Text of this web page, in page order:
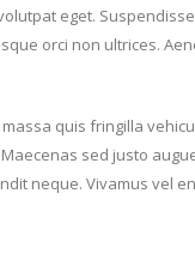
eget.
orci non ultrices.
quis fringilla
sed justo
neque. Vivamus vel